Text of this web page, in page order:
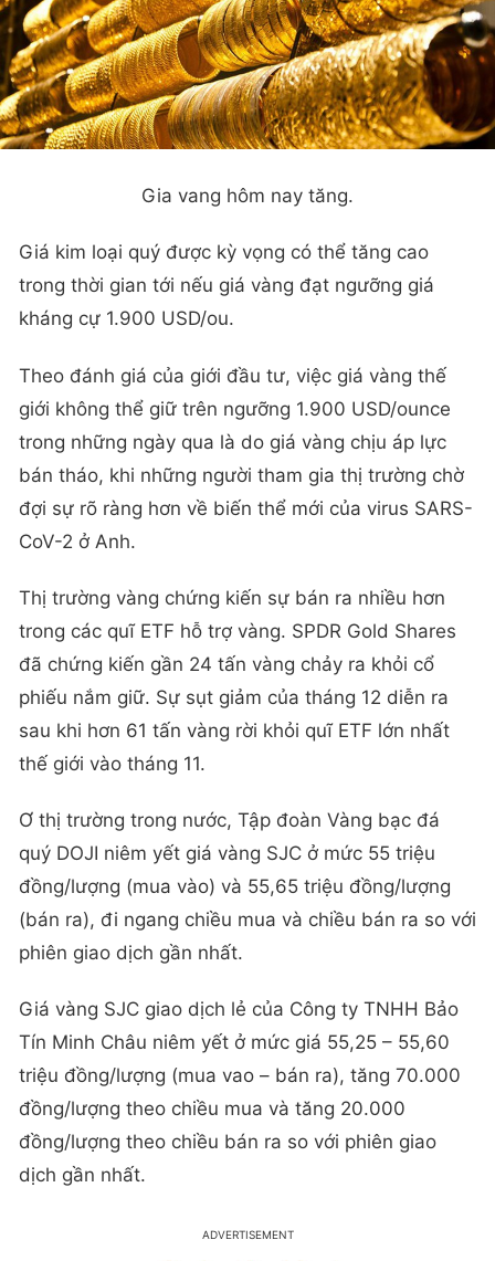
Gia vang hôm nay tăng.
Giá kim loại quý được kỳ vọng có thể tăng cao
trong thời gian tới nếu giá vàng đạt ngưỡng giá
kháng cự 1.900 USD/ou.
Theo đánh giá của giới đầu tư, việc giá vàng thế
giới không thể giữ trên ngưỡng 1.900 USD/ounce
trong những ngày qua là do giá vàng chịu áp lực
bán tháo, khi những người tham gia thị trường chờ
đợi sự rõ ràng hơn về biến thể mới của virus SARS-
CoV-2 ở Anh.
Thị trường vàng chứng kiến sự bán ra nhiều hơn
trong các quĩ ETF hỗ trợ vàng. SPDR Gold Shares
đã chứng kiến gần 24 tấn vàng chảy ra khỏi cổ
phiếu nắm giữ. Sự sụt giảm của tháng 12 diễn ra
sau khi hơn 61 tấn vàng rời khỏi quĩ ETF lớn nhất
thế giới vào tháng 11.
Ơ thị trường trong nước, Tập đoàn Vàng bạc đá
quý DOJI niêm yết giá vàng SJC ở mức 55 triệu
đồng/lượng (mua vào) và 55,65 triệu đồng/lượng
(bán ra), đi ngang chiều mua và chiều bán ra so với
phiên giao dịch gần nhất.
Giá vàng SJC giao dịch lẻ của Công ty TNHH Bảo
Tín Minh Châu niêm yết ở mức giá 55,25 – 55,60
triệu đồng/lượng (mua vao – bán ra), tăng 70.000
đồng/lượng theo chiều mua và tăng 20.000
đồng/lượng theo chiều bán ra so với phiên giao
dịch gần nhất.